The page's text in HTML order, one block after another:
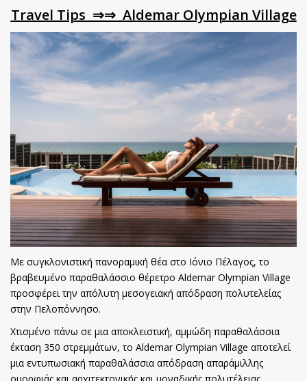
Travel Tips ⇒⇒ Aldemar Olympian Village
Με συγκλονιστική πανοραμική θέα στο Ιόνιο Πέλαγος, το
βραβευμένο παραθαλάσσιο θέρετρο Aldemar Olympian Village
προσφέρει την απόλυτη μεσογειακή απόδραση πολυτελείας
στην Πελοπόννησο.
Χτισμένο πάνω σε μια αποκλειστική, αμμώδη παραθαλάσσια
έκταση 350 στρεμμάτων, το Aldemar Olympian Village αποτελεί
μια εντυπωσιακή παραθαλάσσια απόδραση απαράμιλλης
ομορφιάς και αρχιτεκτονικής και μοναδικής πολυτέλειας